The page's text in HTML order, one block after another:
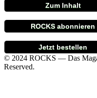
Zum Inhalt
ROCKS abonnieren
Jetzt bestellen
© 2024 ROCKS — Das
Reserved.